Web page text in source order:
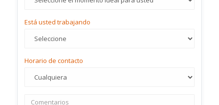
Está usted trabajando
Horario de contacto